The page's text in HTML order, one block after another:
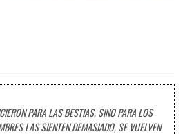
PARA LAS BESTIAS, SINO PARA LOS
LAS SIENTEN DEMASIADO, SE VUELVEN